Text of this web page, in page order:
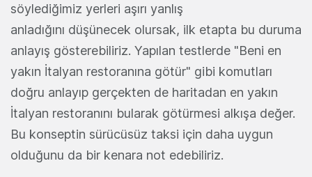
söylediğimiz yerleri aşırı yanlış
anladığını düşünecek olursak, ilk etapta bu duruma
anlayış gösterebiliriz. Yapılan testlerde "Beni en
yakın İtalyan restoranına götür" gibi komutları
doğru anlayıp gerçekten de haritadan en yakın
İtalyan restoranını bularak götürmesi alkışa değer.
Bu konseptin sürücüsüz taksi için daha uygun
olduğunu da bir kenara not edebiliriz.